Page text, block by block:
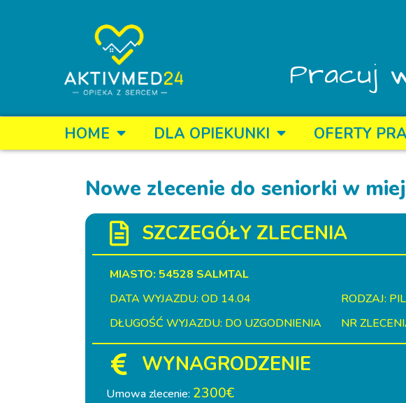
Pracuj
HOME DLA OPIEKUNKI OFERTY
Nowe zlecenie do seniorki w
SZCZEGÓŁY ZLECENIA
MIASTO: 54528 SALMTAL
DATA WYJAZDU: OD 14.04
RODZAJ:
DŁUGOŚĆ WYJAZDU: DO UZGODNIENIA
NR
WYNAGRODZENIE
Umowa zlecenie: 2300€